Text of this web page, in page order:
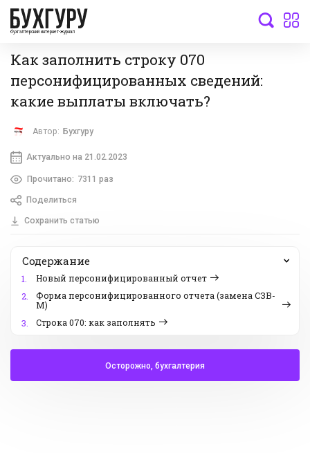
бухгалтерский интернет-журнал
Как заполнить строку 070
персонифицированных сведений:
какие выплаты включать?
Автор: Бухгуру
Актуально на 21.02.2023
Прочитано: 7311 раз
Поделиться
Сохранить статью
Содержание
1.
Новый персонифицированный отчет
2.
Форма персонифицированного отчета (замена СЗВ-
М)
3.
Строка 070: как заполнять
Осторожно, бухгалтерия